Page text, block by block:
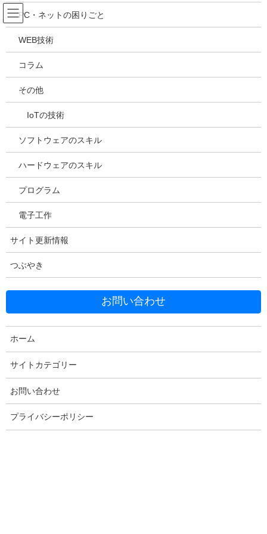
コ
ン
テ
ツ
ス
ッ
ナ
ビ
ゲ
シ
ン
移
吉川万能ＩＴ研究所
メディア
HOME
2021年5月14日
20210514115657
Facebook
Threads
PC・ネットの困りごと
WEB技術
コラム
その他
IoTの技術
ソフトウェアのスキル
ハードウェアのスキル
プログラム
電子工作
サイト更新情報
つぶやき
お問い合わせ
ホーム
サイトカテゴリー
お問い合わせ
プライバシーポリシー